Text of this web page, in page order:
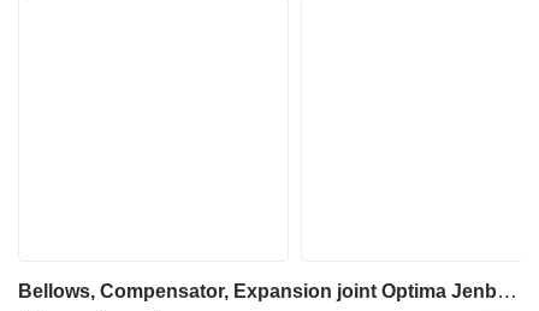
Bellows, Compensator, Expansion joint Optima Jenbacher, MWM Bellows pour groupe électrogène